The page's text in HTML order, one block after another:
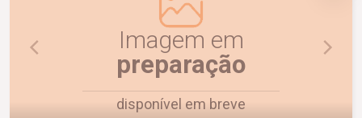
imóvel funcional, com ótima visibilidade e pronto
para impulsionar o seu negócio.
Imagem em
preparação
disponível em breve